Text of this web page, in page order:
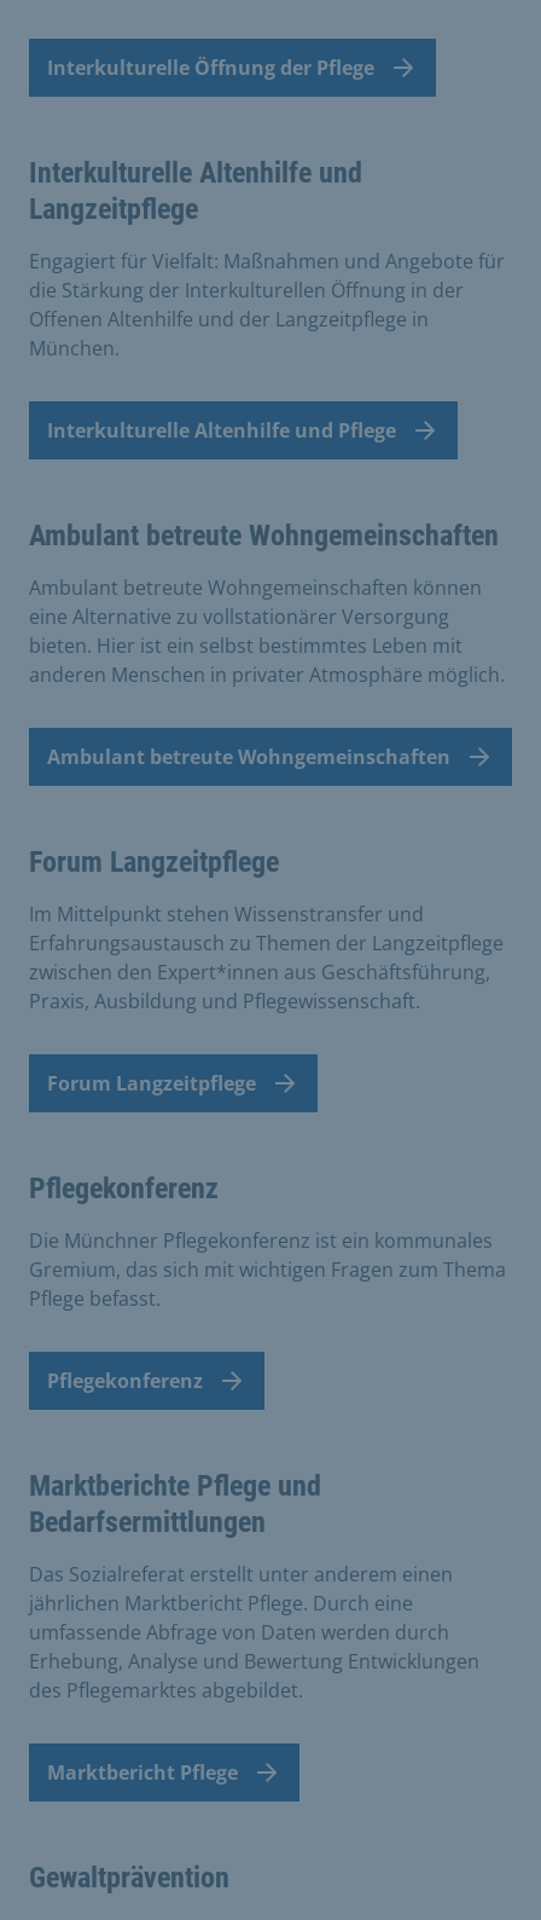
Interkulturelle Öffnung der Pflege
Interkulturelle Altenhilfe und
Langzeitpflege
Engagiert für Vielfalt: Maßnahmen und Angebote für
die Stärkung der Interkulturellen Öffnung in der
Offenen Altenhilfe und der Langzeitpflege in
München.
Interkulturelle Altenhilfe und Pflege
Ambulant betreute Wohngemeinschaften
Ambulant betreute Wohngemeinschaften können
eine Alternative zu vollstationärer Versorgung
bieten. Hier ist ein selbst bestimmtes Leben mit
anderen Menschen in pri­vater Atmosphäre möglich.
Ambulant betreute Wohngemeinschaften
Forum Langzeitpflege
Im Mittelpunkt stehen Wissenstransfer und
Erfahrungsaustausch zu Themen der Langzeitpflege
zwischen den Expert*innen aus Geschäftsführung,
Praxis, Ausbildung und Pflegewissenschaft.
Forum Langzeitpflege
Pflegekonferenz
Die Münchner Pflegekonferenz ist ein kommunales
Gremium, das sich mit wichtigen Fragen zum Thema
Pflege befasst.
Pflegekonferenz
Marktberichte Pflege und
Bedarfsermittlungen
Das Sozialreferat erstellt unter anderem einen
jährlichen Marktbericht Pflege. Durch eine
umfassende Abfrage von Daten werden durch
Erhebung, Analyse und Bewertung Entwicklungen
des Pflegemarktes abgebildet.
Marktbericht Pflege
Gewaltprävention